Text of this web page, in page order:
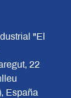
"El
22
España